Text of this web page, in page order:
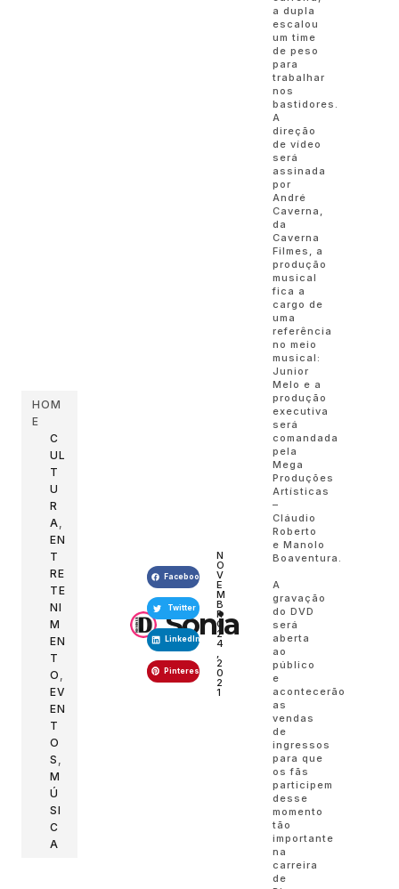
HOM
E
C
UL
T
U
R
A
EN
T
RE
TE
NI
M
EN
T
O
EV
EN
T
O
S
M
Ú
SI
C
A
Sonia
Facebook
Twitter
LinkedIn
Pinterest
N
O
V
E
M
B
R
O
2
4
,
2
0
2
1
a dupla
escalou
um time
de peso
para
trabalhar
nos
bastidores.
A
direção
de vídeo
será
assinada
por
André
Caverna,
da
Caverna
Filmes, a
produção
musical
fica a
cargo de
uma
referência
no meio
musical:
Junior
Melo e a
produção
executiva
será
comandada
pela
Mega
Produções
Artísticas
–
Cláudio
Roberto
e Manolo
Boaventura.
A
gravação
do DVD
será
aberta
ao
público
e
acontecerão
as
vendas
de
ingressos
para que
os fãs
participem
desse
momento
tão
importante
na
carreira
de